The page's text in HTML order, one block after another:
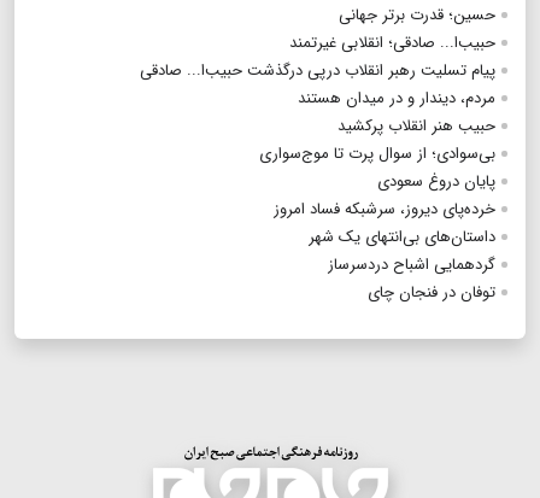
حسین؛ قدرت برتر جهانی
حبیب‌ا... صادقی؛ انقلابی غیرتمند
پیام تسلیت رهبر انقلاب درپی درگذشت حبیب‌ا... صادقی
مردم، دیندار و در میدان هستند
حبیب‌ هنر انقلاب پرکشید
بی‌سوادی؛ از سوال پرت تا موج‌سواری
پایان دروغ سعودی
خرده‌پای دیروز، سرشبکه فساد امروز
داستان‌های بی‌انتهای یک شهر
گردهمایی اشباح دردسرساز
توفان در فنجان چای